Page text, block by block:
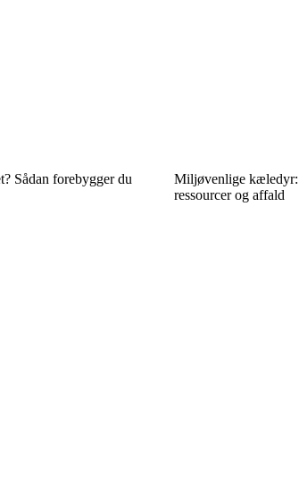
Sådan forebygger du
Miljøvenlige
ressourcer og affald